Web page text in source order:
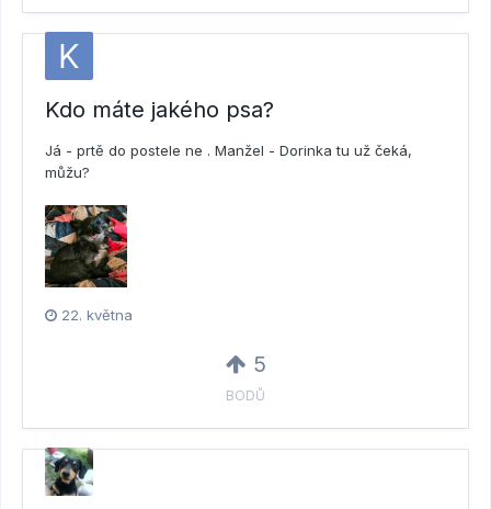
Kdo máte jakého psa?
Já - prtě do postele ne . Manžel - Dorinka tu už čeká,
můžu?
22. května
5
BODŮ